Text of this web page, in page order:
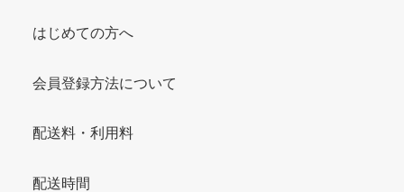
はじめての方へ
会員登録方法について
配送料・利用料
配送時間